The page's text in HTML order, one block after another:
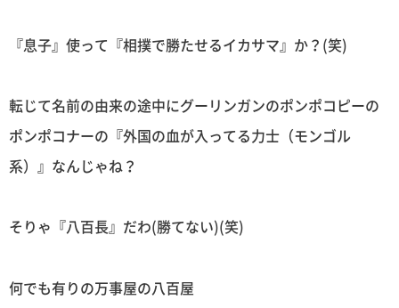
『息子』使って『相撲で勝たせるイカサマ』か？(笑)
転じて名前の由来の途中にグーリンガンのポンポコピーの
ポンポコナーの『外国の血が入ってる力士（モンゴル
系）』なんじゃね？
そりゃ『八百長』だわ(勝てない)(笑)
何でも有りの万事屋の八百屋